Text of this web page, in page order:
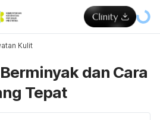
Kulit
dan Cara
Tepat